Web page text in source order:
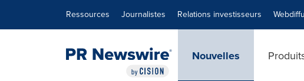
Ressources Journalistes Relations investisseurs
Nouvelles